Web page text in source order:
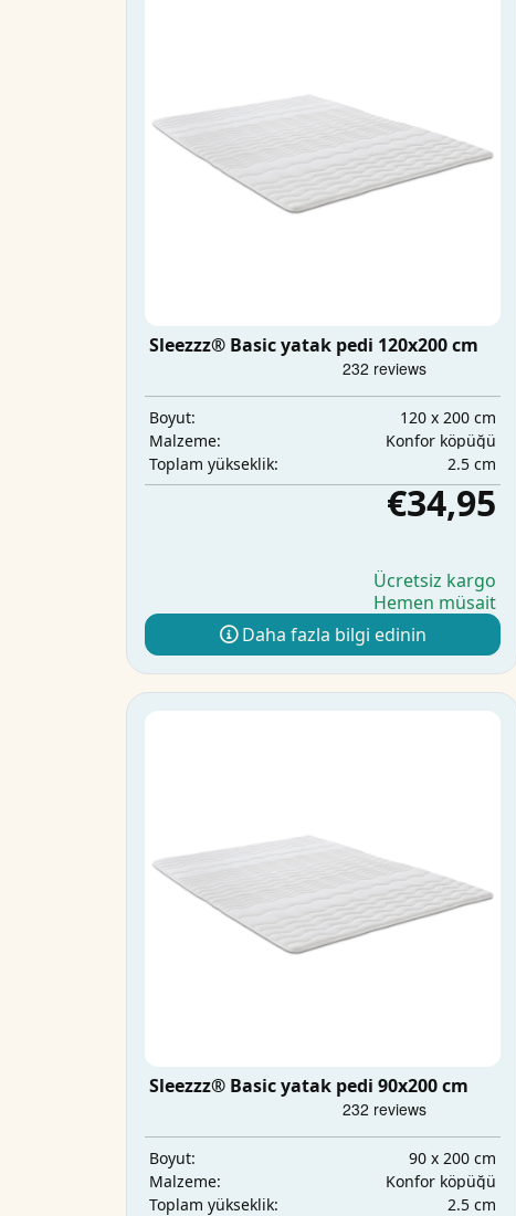
Sleezzz® Basic yatak pedi 120x200 cm
Boyut:
120 x 200 cm
Malzeme:
Konfor köpüğü
Toplam yükseklik:
2.5 cm
€34,95
Ücretsiz kargo
Hemen müsait
Daha fazla bilgi edinin
Sleezzz® Basic yatak pedi 90x200 cm
Boyut:
90 x 200 cm
Malzeme:
Konfor köpüğü
Toplam yükseklik:
2.5 cm